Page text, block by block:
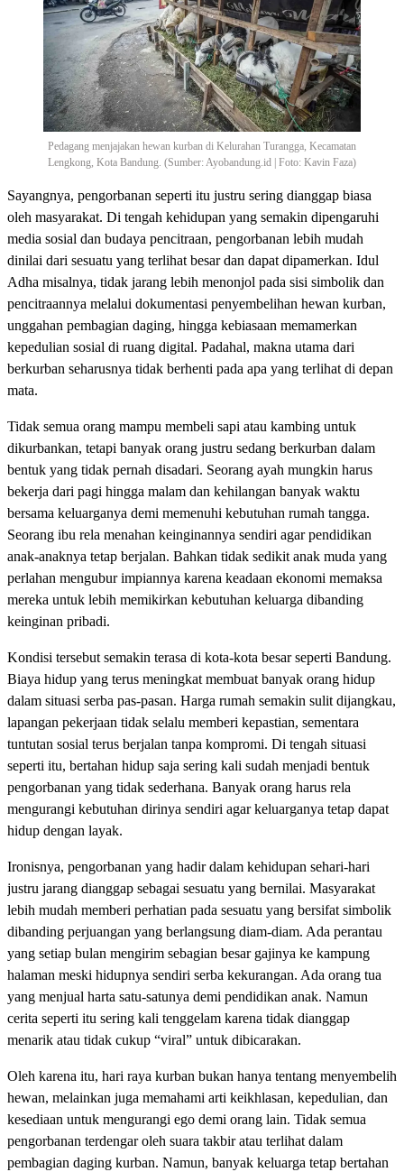
Pedagang menjajakan hewan kurban di Kelurahan Turangga, Kecamatan
Lengkong, Kota Bandung. (Sumber: Ayobandung.id | Foto: Kavin Faza)
Sayangnya, pengorbanan seperti itu justru sering dianggap biasa
oleh masyarakat. Di tengah kehidupan yang semakin dipengaruhi
media sosial dan budaya pencitraan, pengorbanan lebih mudah
dinilai dari sesuatu yang terlihat besar dan dapat dipamerkan. Idul
Adha misalnya, tidak jarang lebih menonjol pada sisi simbolik dan
pencitraannya melalui dokumentasi penyembelihan hewan kurban,
unggahan pembagian daging, hingga kebiasaan memamerkan
kepedulian sosial di ruang digital. Padahal, makna utama dari
berkurban seharusnya tidak berhenti pada apa yang terlihat di depan
mata.
Tidak semua orang mampu membeli sapi atau kambing untuk
dikurbankan, tetapi banyak orang justru sedang berkurban dalam
bentuk yang tidak pernah disadari. Seorang ayah mungkin harus
bekerja dari pagi hingga malam dan kehilangan banyak waktu
bersama keluarganya demi memenuhi kebutuhan rumah tangga.
Seorang ibu rela menahan keinginannya sendiri agar pendidikan
anak-anaknya tetap berjalan. Bahkan tidak sedikit anak muda yang
perlahan mengubur impiannya karena keadaan ekonomi memaksa
mereka untuk lebih memikirkan kebutuhan keluarga dibanding
keinginan pribadi.
Kondisi tersebut semakin terasa di kota-kota besar seperti Bandung.
Biaya hidup yang terus meningkat membuat banyak orang hidup
dalam situasi serba pas-pasan. Harga rumah semakin sulit dijangkau,
lapangan pekerjaan tidak selalu memberi kepastian, sementara
tuntutan sosial terus berjalan tanpa kompromi. Di tengah situasi
seperti itu, bertahan hidup saja sering kali sudah menjadi bentuk
pengorbanan yang tidak sederhana. Banyak orang harus rela
mengurangi kebutuhan dirinya sendiri agar keluarganya tetap dapat
hidup dengan layak.
Ironisnya, pengorbanan yang hadir dalam kehidupan sehari-hari
justru jarang dianggap sebagai sesuatu yang bernilai. Masyarakat
lebih mudah memberi perhatian pada sesuatu yang bersifat simbolik
dibanding perjuangan yang berlangsung diam-diam. Ada perantau
yang setiap bulan mengirim sebagian besar gajinya ke kampung
halaman meski hidupnya sendiri serba kekurangan. Ada orang tua
yang menjual harta satu-satunya demi pendidikan anak. Namun
cerita seperti itu sering kali tenggelam karena tidak dianggap
menarik atau tidak cukup “viral” untuk dibicarakan.
Oleh karena itu, hari raya kurban bukan hanya tentang menyembelih
hewan, melainkan juga memahami arti keikhlasan, kepedulian, dan
kesediaan untuk mengurangi ego demi orang lain. Tidak semua
pengorbanan terdengar oleh suara takbir atau terlihat dalam
pembagian daging kurban. Namun, banyak keluarga tetap bertahan